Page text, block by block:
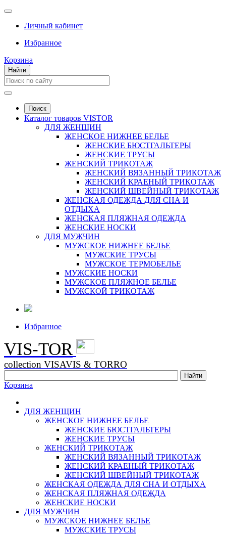
Личный кабинет
Избранное
Корзина
Найти
Поиск
Каталог товаров VISTOR
ДЛЯ ЖЕНЩИН
ЖЕНСКОЕ НИЖНЕЕ БЕЛЬЕ
ЖЕНСКИЕ БЮСТГАЛЬТЕРЫ
ЖЕНСКИЕ ТРУСЫ
ЖЕНСКИЙ ТРИКОТАЖ
ЖЕНСКИЙ ВЯЗАННЫЙ ТРИКОТАЖ
ЖЕНСКИЙ КРАЕНЫЙ ТРИКОТАЖ
ЖЕНСКИЙ ШВЕЙНЫЙ ТРИКОТАЖ
ЖЕНСКАЯ ОДЕЖДА ДЛЯ СНА И
ОТДЫХА
ЖЕНСКАЯ ПЛЯЖНАЯ ОДЕЖДА
ЖЕНСКИЕ НОСКИ
ДЛЯ МУЖЧИН
МУЖСКОЕ НИЖНЕЕ БЕЛЬЕ
МУЖСКИЕ ТРУСЫ
МУЖСКОЕ ТЕРМОБЕЛЬЕ
МУЖСКИЕ НОСКИ
МУЖСКОЕ ПЛЯЖНОЕ БЕЛЬЕ
МУЖСКОЙ ТРИКОТАЖ
Избранное
VIS-TOR
collection VISAVIS & TORRO
Корзина
ДЛЯ ЖЕНЩИН
ЖЕНСКОЕ НИЖНЕЕ БЕЛЬЕ
ЖЕНСКИЕ БЮСТГАЛЬТЕРЫ
ЖЕНСКИЕ ТРУСЫ
ЖЕНСКИЙ ТРИКОТАЖ
ЖЕНСКИЙ ВЯЗАННЫЙ ТРИКОТАЖ
ЖЕНСКИЙ КРАЕНЫЙ ТРИКОТАЖ
ЖЕНСКИЙ ШВЕЙНЫЙ ТРИКОТАЖ
ЖЕНСКАЯ ОДЕЖДА ДЛЯ СНА И ОТДЫХА
ЖЕНСКАЯ ПЛЯЖНАЯ ОДЕЖДА
ЖЕНСКИЕ НОСКИ
ДЛЯ МУЖЧИН
МУЖСКОЕ НИЖНЕЕ БЕЛЬЕ
МУЖСКИЕ ТРУСЫ